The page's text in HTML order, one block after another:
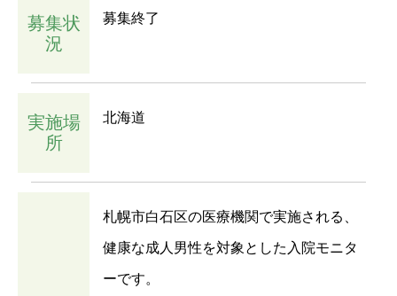
募集状
況
募集終了
実施場
所
北海道
札幌市白石区の医療機関で実施される、
健康な成人男性を対象とした入院モニタ
ーです。